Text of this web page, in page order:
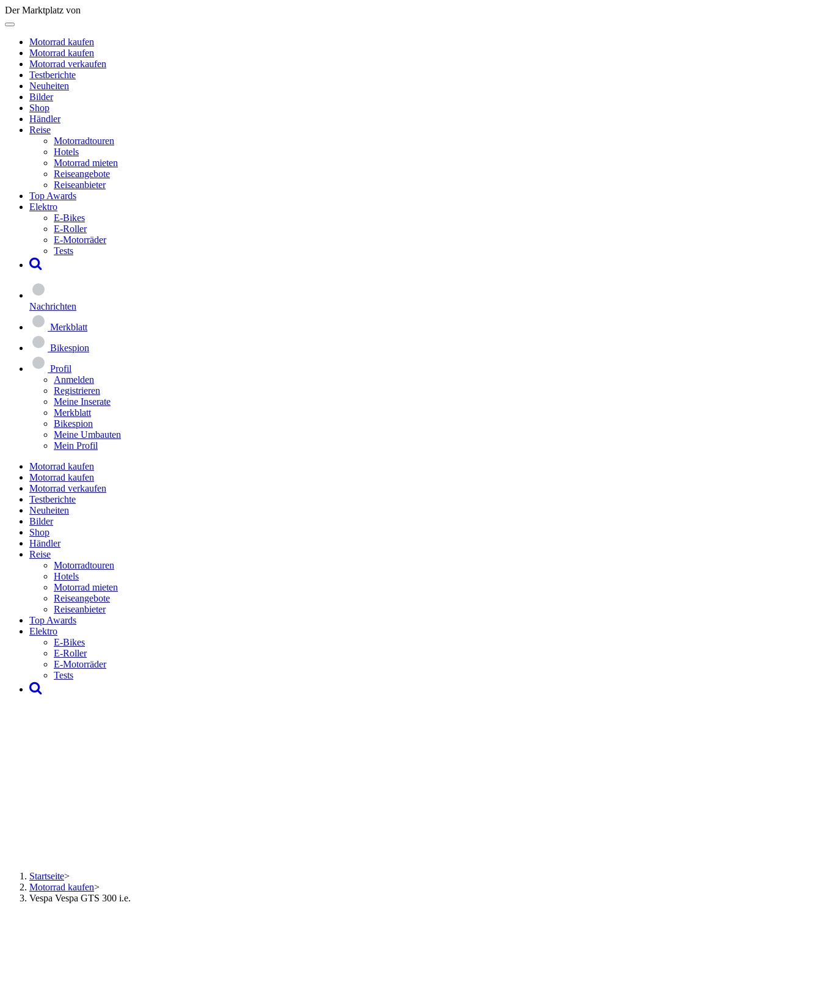
Der Marktplatz von
Motorrad kaufen
Motorrad kaufen
Motorrad verkaufen
Testberichte
Neuheiten
Bilder
Shop
Händler
Reise
Motorradtouren
Hotels
Motorrad mieten
Reiseangebote
Reiseanbieter
Top Awards
Elektro
E-Bikes
E-Roller
E-Motorräder
Tests
Nachrichten
Merkblatt
Bikespion
Profil
Anmelden
Registrieren
Meine Inserate
Merkblatt
Bikespion
Meine Umbauten
Mein Profil
Motorrad kaufen
Motorrad kaufen
Motorrad verkaufen
Testberichte
Neuheiten
Bilder
Shop
Händler
Reise
Motorradtouren
Hotels
Motorrad mieten
Reiseangebote
Reiseanbieter
Top Awards
Elektro
E-Bikes
E-Roller
E-Motorräder
Tests
Startseite>
Motorrad kaufen>
Vespa Vespa GTS 300 i.e.